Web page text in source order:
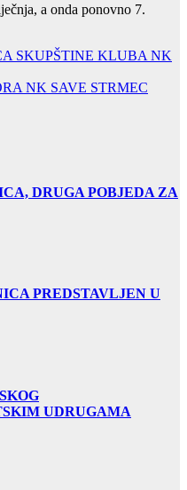
a onda ponovno 7.
SKUPŠTINE KLUBA NK
NK SAVE STRMEC
DRUGA POBJEDA ZA
PREDSTAVLJEN U
UDRUGAMA